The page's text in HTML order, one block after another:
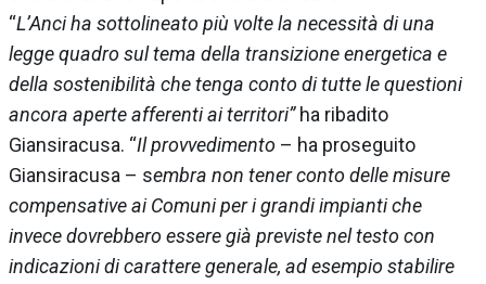
“L’Anci ha sottolineato più volte la necessità di una
legge quadro sul tema della transizione energetica e
della sostenibilità che tenga conto di tutte le questioni
ancora aperte afferenti ai territori”ha ribadito
Giansiracusa. “Il provvedimento – ha proseguito
Giansiracusa – sembra non tener conto delle misure
compensative ai Comuni per i grandi impianti che
invece dovrebbero essere già previste nel testo con
indicazioni di carattere generale, ad esempio stabilire